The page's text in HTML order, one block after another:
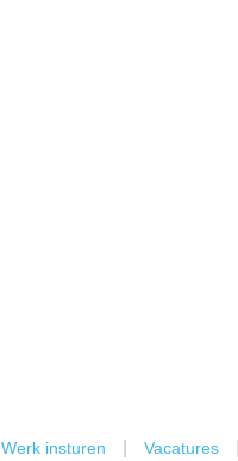
Werk insturen Vacatures